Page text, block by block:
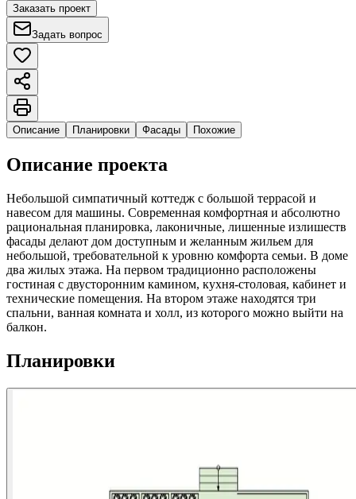
Заказать проект
Задать вопрос
Описание Планировки Фасады Похожие
Описание проекта
Небольшой симпатичный коттедж с большой террасой и
навесом для машины. Современная комфортная и абсолютно
рациональная планировка, лаконичные, лишенные излишеств
фасады делают дом доступным и желанным жильем для
небольшой, требовательной к уровню комфорта семьи. В доме
два жилых этажа. На первом традиционно расположены
гостиная с двусторонним камином, кухня-столовая, кабинет и
технические помещения. На втором этаже находятся три
спальни, ванная комната и холл, из которого можно выйти на
балкон.
Планировки